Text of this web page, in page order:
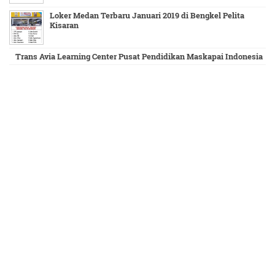
Loker Medan Terbaru Januari 2019 di Bengkel Pelita
Kisaran
Trans Avia Learning Center Pusat Pendidikan Maskapai Indonesia